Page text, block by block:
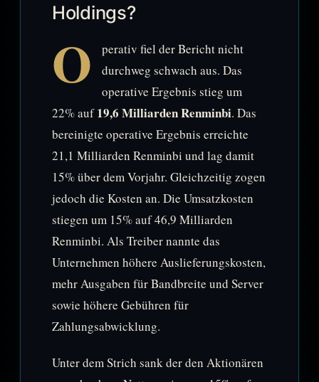
Holdings?
O
perativ fiel der Bericht nicht
durchweg schwach aus. Das
operative Ergebnis stieg um
22% auf19,6 Milliarden Renminbi. Das
bereinigte operative Ergebnis erreichte
21,1 Milliarden Renminbi und lag damit
15% über dem Vorjahr. Gleichzeitig zogen
jedoch die Kosten an. Die Umsatzkosten
stiegen um 15% auf 46,9 Milliarden
Renminbi. Als Treiber nannte das
Unternehmen höhere Auslieferungskosten,
mehr Ausgaben für Bandbreite und Server
sowie höhere Gebühren für
Zahlungsabwicklung.
Unter dem Strich sank der den Aktionären